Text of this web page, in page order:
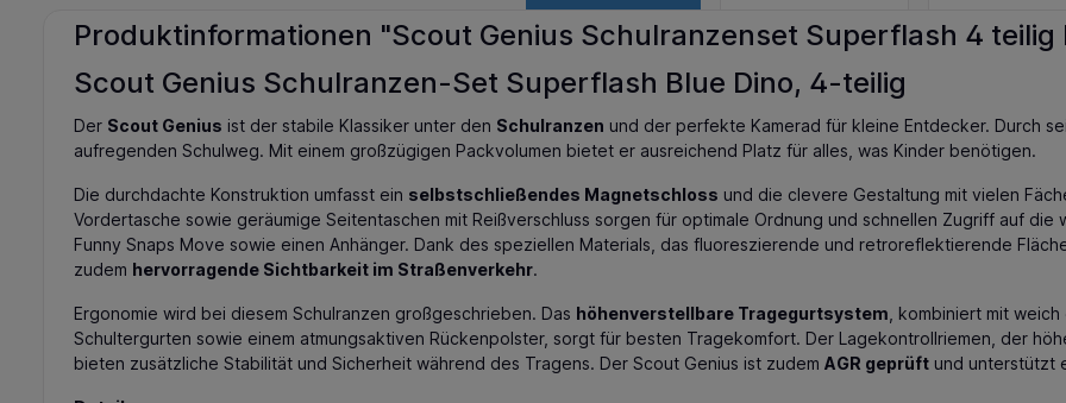
Produktinformationen "Scout Genius Schulranzenset Superflash 4 teilig
Scout Genius Schulranzen-Set Superflash Blue Dino, 4-teilig
Der Scout Genius ist der stabile Klassiker unter den Schulranzen und der perfekte Kamerad für kleine Entdecker. Durch
aufregenden Schulweg. Mit einem großzügigen Packvolumen bietet er ausreichend Platz für alles, was Kinder benötigen.
Die durchdachte Konstruktion umfasst ein selbstschließendes Magnetschloss und die clevere Gestaltung mit vielen
Vordertasche sowie geräumige Seitentaschen mit Reißverschluss sorgen für optimale Ordnung und schnellen Zugriff auf
Funny Snaps Move sowie einen Anhänger. Dank des speziellen Materials, das fluoreszierende und retroreflektierende
zudem hervorragende Sichtbarkeit im Straßenverkehr.
Ergonomie wird bei diesem Schulranzen großgeschrieben. Das höhenverstellbare Tragegurtsystem , kombiniert mit
Schultergurten sowie einem atmungsaktiven Rückenpolster, sorgt für besten Tragekomfort. Der Lagekontrollriemen, der
bieten zusätzliche Stabilität und Sicherheit während des Tragens. Der Scout Genius ist zudem AGR geprüft und unterstützt